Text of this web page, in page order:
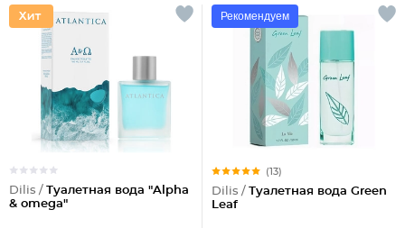
Dilis / Туалетная вода "Alpha
& omega"
Рекомендуем
(13)
Dilis / Туалетная вода Green
Leaf